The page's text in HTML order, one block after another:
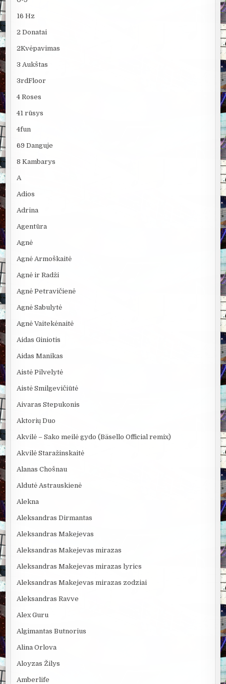
16 Hz
2 Donatai
2Kvėpavimas
3 Aukštas
3rdFloor
4 Roses
41 rūsys
4fun
69 Danguje
8 Kambarys
A
Adios
Adrina
Agentūra
Agnė
Agnė Armoškaitė
Agnė ir Radži
Agnė Petravičienė
Agnė Sabulytė
Agnė Vaitekėnaitė
Aidas Giniotis
Aidas Manikas
Aistė Pilvelytė
Aistė Smilgevičiūtė
Aivaras Stepukonis
Aktorių Duo
Akvilė – Sako meilė gydo (Bäsello Official remix)
Akvilė Staražinskaitė
Alanas Chošnau
Aldutė Astrauskienė
Alekna
Aleksandras Dirmantas
Aleksandras Makejevas
Aleksandras Makejevas mirazas
Aleksandras Makejevas mirazas lyrics
Aleksandras Makejevas mirazas zodziai
Aleksandras Ravve
Alex Guru
Algimantas Butnorius
Alina Orlova
Aloyzas Žilys
Amberlife